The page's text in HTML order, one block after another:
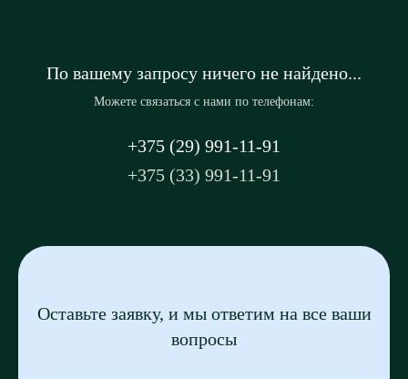
По вашему запросу ничего не найдено...
Можете связаться с нами по телефонам:
+375 (29) 991-11-91
+375 (33) 991-11-91
Оставьте заявку, и мы ответим на все ваши
вопросы